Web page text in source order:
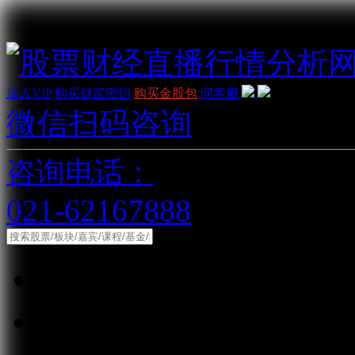
加入VIP 购买财富密钥 购买金股包 问客服
微信扫码咨询
咨询电话：
021-62167888